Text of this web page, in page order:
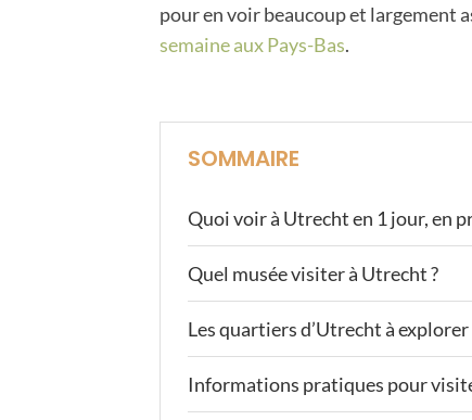
pour en voir beaucoup et largement
semaine aux Pays-Bas.
SOMMAIRE
Quoi voir à Utrecht en 1 jour, en
Quel musée visiter à Utrecht ?
Les quartiers d’Utrecht à explorer
Informations pratiques pour